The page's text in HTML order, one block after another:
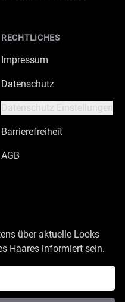
RECHTLICHES
Impressum
Datenschutz
Datenschutz Einstellungen
Barrierefreiheit
AGB
über aktuelle Looks
Haares informiert sein.